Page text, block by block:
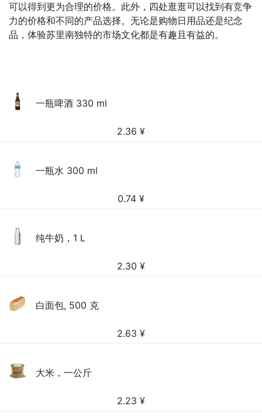
可以得到更为合理的价格。此外，四处逛逛可以找到有竞争
力的价格和不同的产品选择。无论是购物日用品还是纪念
品，体验苏里南独特的市场文化都是有趣且有益的。
一瓶啤酒 330 ml
2.36 ¥
一瓶水 300 ml
0.74 ¥
纯牛奶，1 L
2.30 ¥
白面包, 500 克
2.63 ¥
大米，一公斤
2.23 ¥